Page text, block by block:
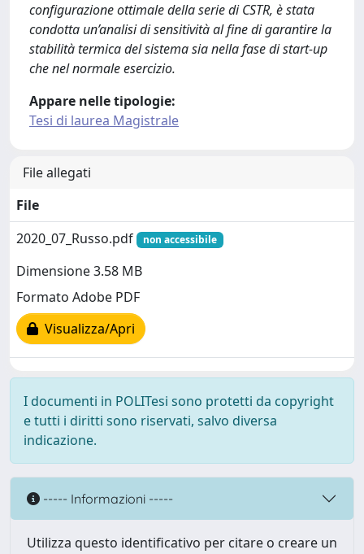
configurazione ottimale della serie di CSTR, è stata
condotta un’analisi di sensitività al fine di garantire la
stabilità termica del sistema sia nella fase di start-up
che nel normale esercizio.
Appare nelle tipologie:
Tesi di laurea Magistrale
File allegati
File
2020_07_Russo.pdf
non accessibile
Dimensione 3.58 MB
Formato Adobe PDF
Visualizza/Apri
I documenti in POLITesi sono protetti da copyright
e tutti i diritti sono riservati, salvo diversa
indicazione.
----- Informazioni -----
Utilizza questo identificativo per citare o creare un